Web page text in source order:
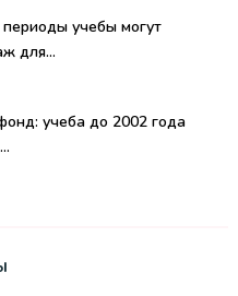
учебы могут
для...
учеба до 2002 года